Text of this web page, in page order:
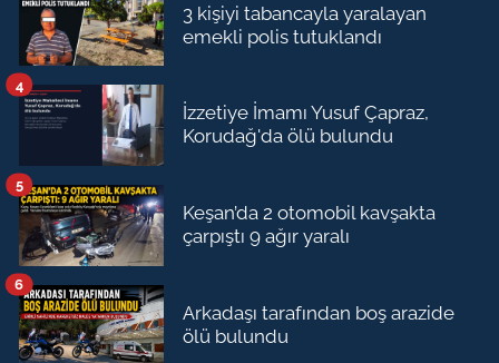
3 kişiyi tabancayla yaralayan
emekli polis tutuklandı
İzzetiye İmamı Yusuf Çapraz,
Korudağ'da ölü bulundu
4
Keşan’da 2 otomobil kavşakta
çarpıştı 9 ağır yaralı
5
Arkadaşı tarafından boş arazide
ölü bulundu
6